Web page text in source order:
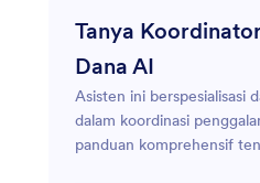
Tanya
Dana AI
Asisten ini berspesialisasi
dalam koordinasi
panduan komprehensif